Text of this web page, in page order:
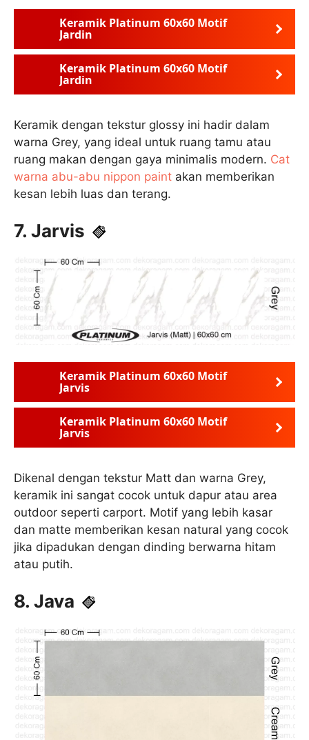
Keramik Platinum 60x60 Motif
Jardin
Keramik Platinum 60x60 Motif
Jardin
Keramik dengan tekstur glossy ini hadir dalam
warna Grey, yang ideal untuk ruang tamu atau
ruang makan dengan gaya minimalis modern. Cat
warna abu-abu nippon paint akan memberikan
kesan lebih luas dan terang.
7. Jarvis
Keramik Platinum 60x60 Motif
Jarvis
Keramik Platinum 60x60 Motif
Jarvis
Dikenal dengan tekstur Matt dan warna Grey,
keramik ini sangat cocok untuk dapur atau area
outdoor seperti carport. Motif yang lebih kasar
dan matte memberikan kesan natural yang cocok
jika dipadukan dengan dinding berwarna hitam
atau putih.
8. Java